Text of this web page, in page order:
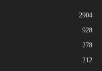
2904
928
278
212